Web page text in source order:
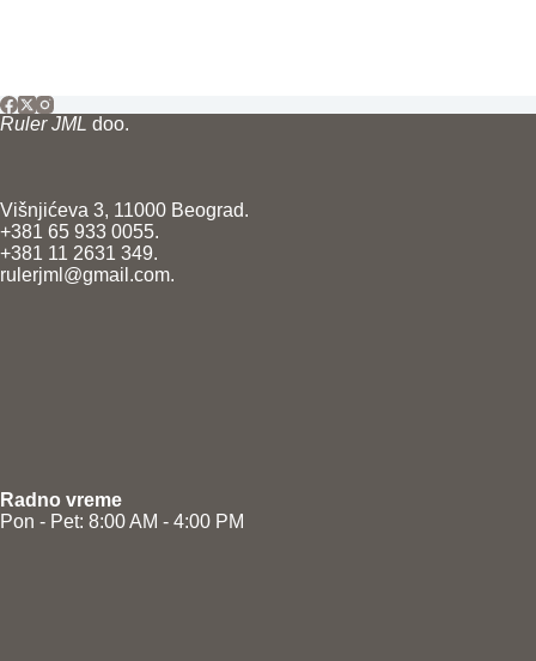
Ruler JML doo.
Višnjićeva 3, 11000 Beograd.
+381 65 933 0055.
+381 11 2631 349.
rulerjml@gmail.com.
Radno vreme
Pon - Pet: 8:00 AM - 4:00 PM